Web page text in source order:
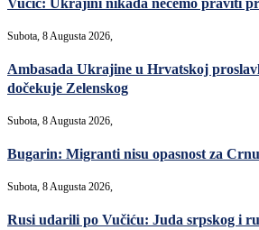
Subota, 8 Augusta 2026,
Ambasada Ukrajine u Hrvatskoj
dočekuje Zelenskog
Subota, 8 Augusta 2026,
Bugarin: Migranti nisu opasnost za
Subota, 8 Augusta 2026,
Rusi udarili po Vučiću: Juda srpskog i